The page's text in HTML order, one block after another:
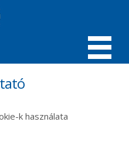
MENÜ
k használata